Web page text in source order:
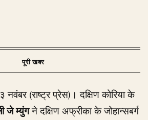
नवंबर (राष्ट्र प्रेस)। दक्षिण कोरिया के
जे म्युंगने दक्षिण अफ्रीका के जोहान्सबर्ग